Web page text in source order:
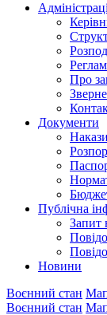
Про
Документи
Накази
Публічна
Запит
Новини
Воєнний стан
Воєнний стан